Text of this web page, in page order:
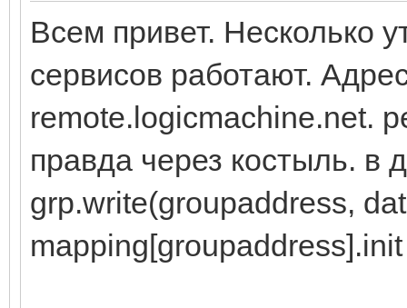
Всем привет. Несколько
сервисов работают.
remote.logicmachine.net.
правда через костыль. в
grp.write(groupaddress,